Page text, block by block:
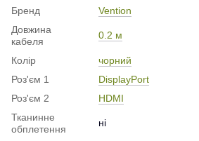
Бренд
Vention
Довжина
кабеля
0.2 м
Колір
чорний
Роз'єм 1
DisplayPort
Роз'єм 2
HDMI
Тканинне
обплетення
ні